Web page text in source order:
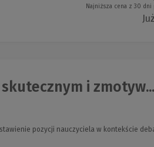
Najniższa cena z 30
i zmotyw...
pozycji nauczyciela w kontekście